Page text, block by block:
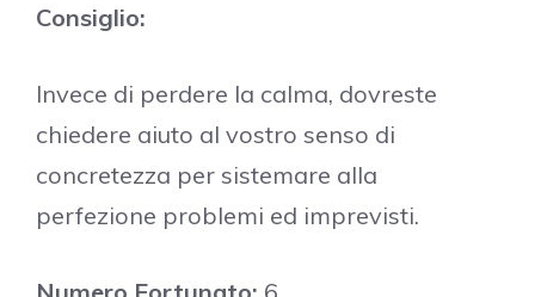
Consiglio:
Invece di perdere la calma, dovreste
chiedere aiuto al vostro senso di
concretezza per sistemare alla
perfezione problemi ed imprevisti.